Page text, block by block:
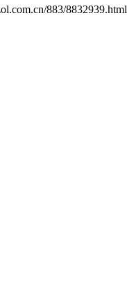
883/8832939.html